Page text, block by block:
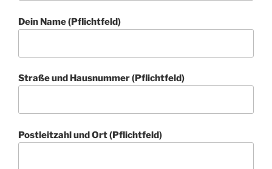
Dein Name (Pflichtfeld)
Straße und Hausnummer (Pflichtfeld)
Postleitzahl und Ort (Pflichtfeld)